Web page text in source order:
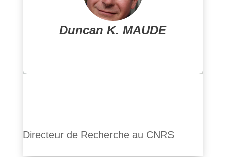
Duncan K. MAUDE
Duncan K. MAUDE
Directeur de Recherche au CNRS